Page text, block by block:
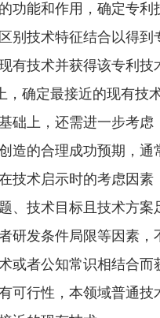
功能和作用，确定专
别技术特征结合以得
有技术并获得该专利
，确定最接近的现有
础上，还需进一步考
造的合理成功预期，
技术启示时的考虑因
、技术目标且技术方
研发条件局限等因素
或者公知常识相结合
行性，本领域普通